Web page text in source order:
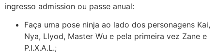
ingresso admission ou passe anual:
Faça uma pose ninja ao lado dos personagens Kai,
Nya, Llyod, Master Wu e pela primeira vez Zane e
P.I.X.A.L.;